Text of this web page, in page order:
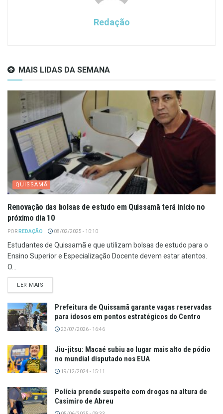
Redação
MAIS LIDAS DA SEMANA
QUISSAMÃ
Renovação das bolsas de estudo em Quissamã terá início no
próximo dia 10
POR REDAÇÃO 08/02/2025 - 10:10
Estudantes de Quissamã e que utilizam bolsas de estudo para o
Ensino Superior e Especialização Docente devem estar atentos.
O...
LER MAIS
Prefeitura de Quissamã garante vagas reservadas
para idosos em pontos estratégicos do Centro
23/07/2026 - 16:46
Jiu-jitsu: Macaé subiu ao lugar mais alto de pódio
no mundial disputado nos EUA
19/12/2024 - 15:11
Polícia prende suspeito com drogas na altura de
Casimiro de Abreu